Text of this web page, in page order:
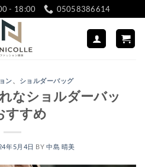
- 18:00 05058386614
ン、 ショルダーバッグ
なショルダーバッ
すすめ
年5月4日 BY中島 晴美